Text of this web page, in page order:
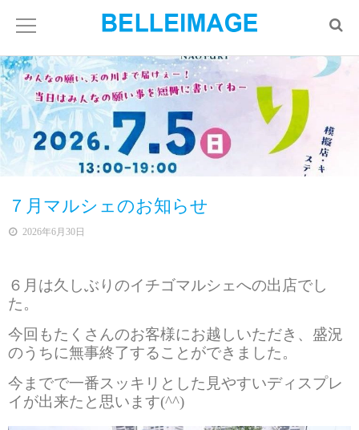
７月マルシェのお知らせ
2026年6月30日
６月は久しぶりのイチゴマルシェへの出店でし
た。
今回もたくさんのお客様にお越しいただき、盛況
のうちに無事終了することができました。
今までで一番スッキリとした見やすいディスプレ
イが出来たと思います(^^)